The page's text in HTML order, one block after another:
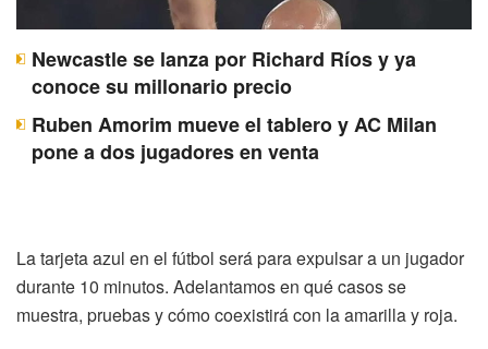
Newcastle se lanza por Richard Ríos y ya
conoce su millonario precio
Ruben Amorim mueve el tablero y AC Milan
pone a dos jugadores en venta
La tarjeta azul en el fútbol será para expulsar a un jugador
durante 10 minutos. Adelantamos en qué casos se
muestra, pruebas y cómo coexistirá con la amarilla y roja.